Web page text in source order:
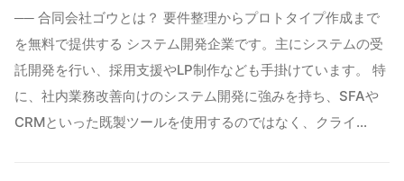
── 合同会社ゴウとは？ 要件整理からプロトタイプ作成まで
を無料で提供する システム開発企業です。主にシステムの受
託開発を行い、採用支援やLP制作なども手掛けています。 特
に、社内業務改善向けのシステム開発に強みを持ち、SFAや
CRMといった既製ツールを使用するのではなく、クライ…